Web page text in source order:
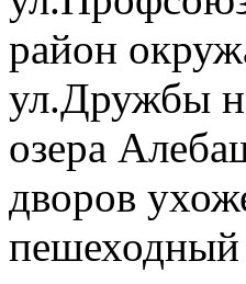
район
ул.Дружбы
озера
дворов
пешеходный